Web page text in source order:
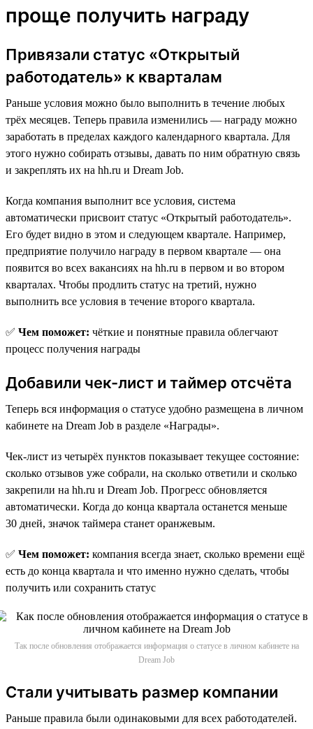
проще получить награду
Привязали статус «Открытый
работодатель» к кварталам
Раньше условия можно было выполнить в течение любых
трёх месяцев. Теперь правила изменились — награду можно
заработать в пределах каждого календарного квартала. Для
этого нужно собирать отзывы, давать по ним обратную связь
и закреплять их на hh.ru и Dream Job.
Когда компания выполнит все условия, система
автоматически присвоит статус «Открытый работодатель».
Его будет видно в этом и следующем квартале. Например,
предприятие получило награду в первом квартале — она
появится во всех вакансиях на hh.ru в первом и во втором
кварталах. Чтобы продлить статус на третий, нужно
выполнить все условия в течение второго квартала.
✅ Чем поможет: чёткие и понятные правила облегчают
процесс получения награды
Добавили чек-лист и таймер отсчёта
Теперь вся информация о статусе удобно размещена в личном
кабинете на Dream Job в разделе «Награды».
Чек-лист из четырёх пунктов показывает текущее состояние:
сколько отзывов уже собрали, на сколько ответили и сколько
закрепили на hh.ru и Dream Job. Прогресс обновляется
автоматически. Когда до конца квартала останется меньше
30 дней, значок таймера станет оранжевым.
✅ Чем поможет: компания всегда знает, сколько времени ещё
есть до конца квартала и что именно нужно сделать, чтобы
получить или сохранить статус
Так после обновления отображается информация о статусе в личном кабинете на
Dream Job
Стали учитывать размер компании
Раньше правила были одинаковыми для всех работодателей.